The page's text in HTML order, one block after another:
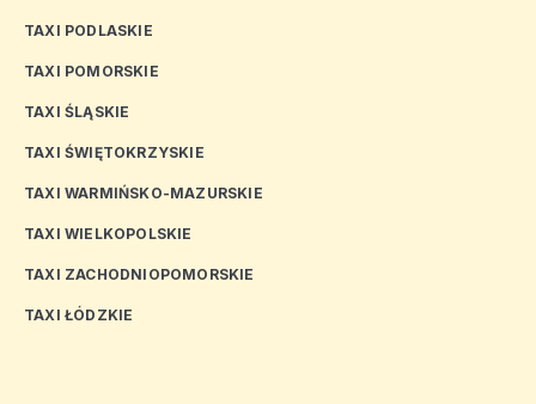
TAXI PODLASKIE
TAXI POMORSKIE
TAXI ŚLĄSKIE
TAXI ŚWIĘTOKRZYSKIE
TAXI WARMIŃSKO-MAZURSKIE
TAXI WIELKOPOLSKIE
TAXI ZACHODNIOPOMORSKIE
TAXI ŁÓDZKIE